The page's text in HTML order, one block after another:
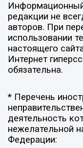
редакции не
авторов. При
использовании
настоящего
Интернет
обязательна.
* Перечень
деятельность
нежелательной
Федерации: